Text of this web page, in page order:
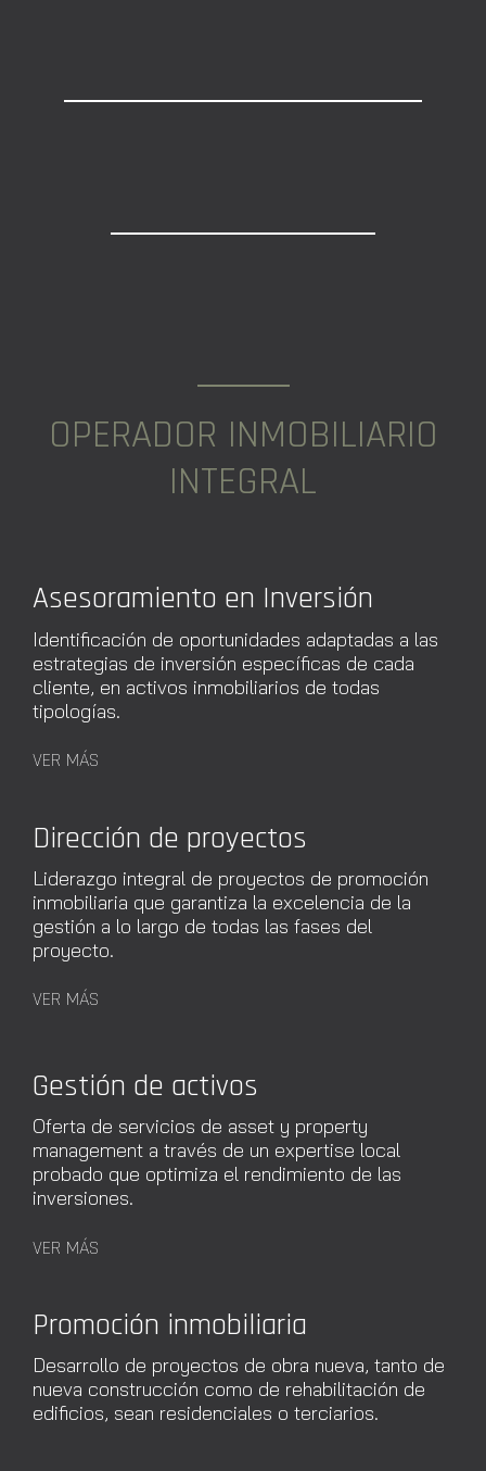
OPERADOR INMOBILIARIO
INTEGRAL
Asesoramiento en Inversión
Identificación de oportunidades adaptadas a las
estrategias de inversión específicas de cada
cliente, en activos inmobiliarios de todas
tipologías.
VER MÁS
Dirección de proyectos
Liderazgo integral de proyectos de promoción
inmobiliaria que garantiza la excelencia de la
gestión a lo largo de todas las fases del
proyecto.
VER MÁS
Gestión de activos
Oferta de servicios de asset y property
management a través de un expertise local
probado que optimiza el rendimiento de las
inversiones.
VER MÁS
Promoción inmobiliaria
Desarrollo de proyectos de obra nueva, tanto de
nueva construcción como de rehabilitación de
edificios, sean residenciales o terciarios.